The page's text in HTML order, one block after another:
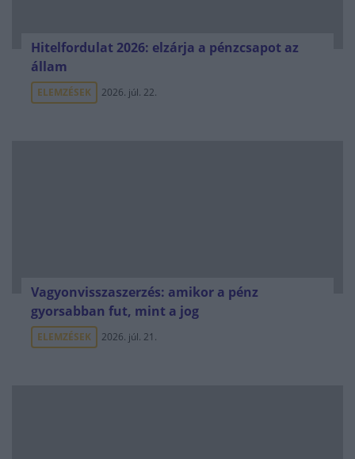
Hitelfordulat 2026: elzárja a pénzcsapot az
állam
ELEMZÉSEK 2026. júl. 22.
Vagyonvisszaszerzés: amikor a pénz
gyorsabban fut, mint a jog
ELEMZÉSEK 2026. júl. 21.